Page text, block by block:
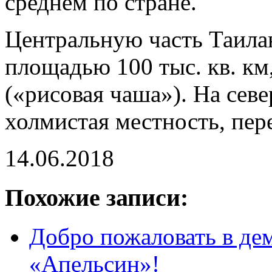
Центральную часть
площадью 100 тыс. кв.
(«рисовая чаша»). На
холмистая местность,
14.06.2018
Похожие записи:
Добро пожаловать в
«Апельсин»!